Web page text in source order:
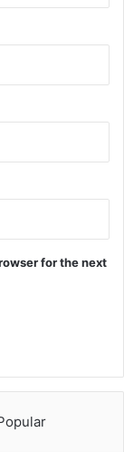
for the next